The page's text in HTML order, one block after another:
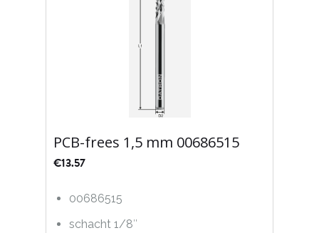
PCB-frees 1,5 mm 00686515
€13.57
00686515
schacht 1/8″